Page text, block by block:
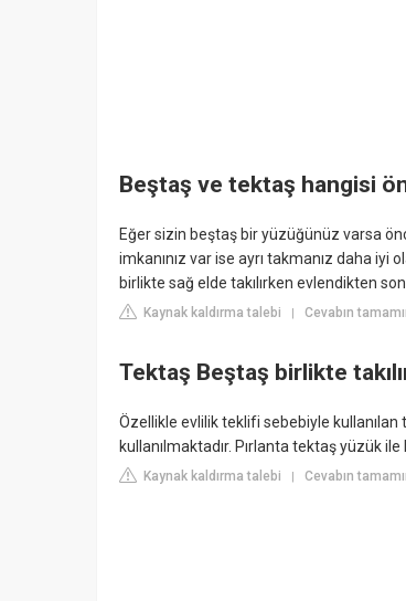
Beştaş ve tektaş hangisi
Eğer sizin beştaş bir yüzüğünüz varsa
imkanınız var ise ayrı takmanız daha
birlikte sağ elde takılırken evlendikten
Kaynak kaldırma talebi Cevabın
Tektaş Beştaş birlikte
Özellikle evlilik teklifi sebebiyle
kullanılmaktadır. Pırlanta tektaş yüzük
Kaynak kaldırma talebi Cevabın